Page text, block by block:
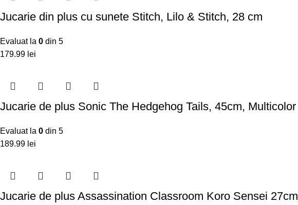
Jucarie din plus cu sunete Stitch, Lilo & Stitch, 28 cm
Evaluat la 0 din 5
179.99 lei
Jucarie de plus Sonic The Hedgehog Tails, 45cm, Multicolor
Evaluat la 0 din 5
189.99 lei
Jucarie de plus Assassination Classroom Koro Sensei 27cm